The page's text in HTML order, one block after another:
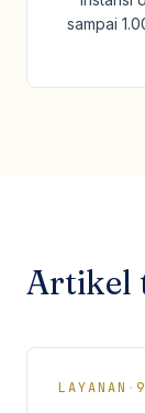
sampai
Artikel
LAYANAN · 9